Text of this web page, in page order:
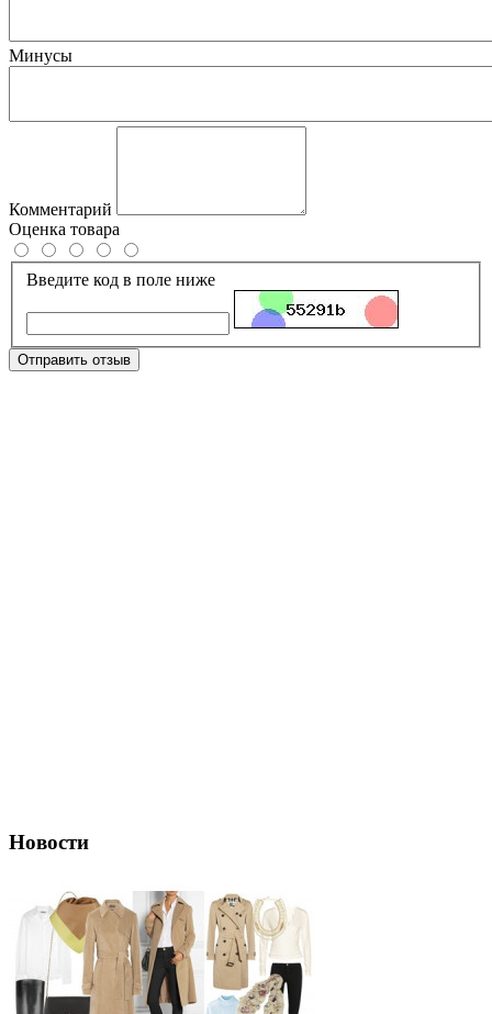
Минусы
Комментарий
Оценка товара
Введите код в поле ниже
Отправить отзыв
Новости